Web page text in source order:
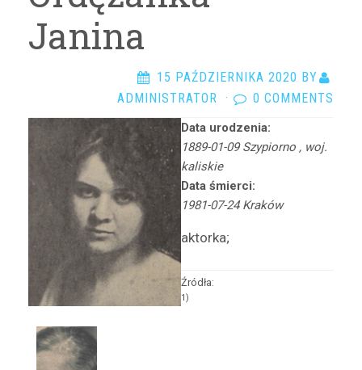
Arciszewska Danuta
Arczyńska Maria
Arnd-Leska Halina
Arnoldówna Maria
Arnoldt Wiktor
Aston Adam
Azarewicz Helena
Bąbolska Maria
Bachnerówna Regina
Bajkowska Zofia
Balcerkiewiczówna Maria
Balcerzak Aleksander
Janina
15 PAŹDZIERNIKA 2020 BY
ADMINISTRATOR · 0 COMMENTS
Data urodzenia:
1889-01-09 Szypiorno , woj.
kaliskie
Data śmierci:
1981-07-24 Kraków
aktorka;
Źródła:
1)